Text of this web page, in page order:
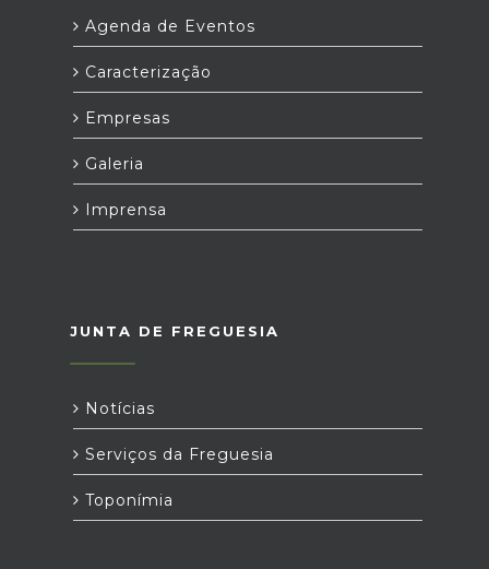
Agenda de Eventos
Caracterização
Empresas
Galeria
Imprensa
JUNTA DE FREGUESIA
Notícias
Serviços da Freguesia
Toponímia